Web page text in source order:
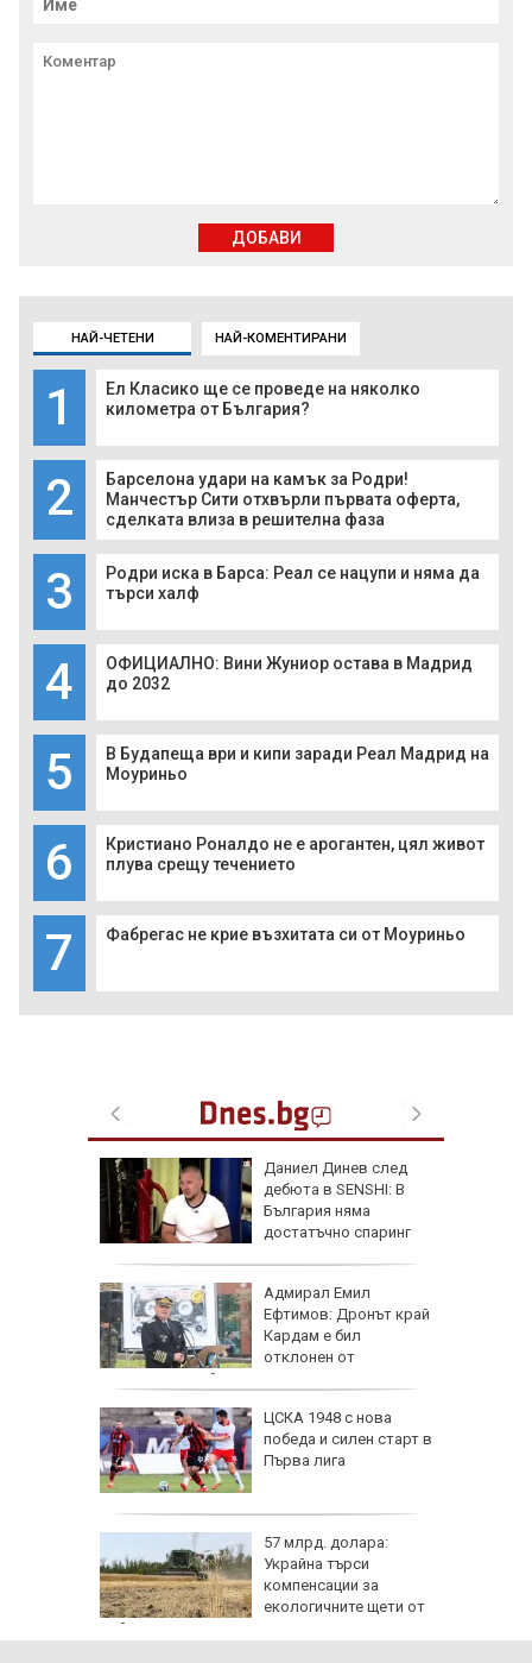
НАЙ-ЧЕТЕНИ НАЙ-КОМЕНТИРАНИ
1
Ел Класико ще се проведе на няколко
километра от България?
2
Барселона удари на камък за Родри!
Манчестър Сити отхвърли първата оферта,
сделката влиза в решителна фаза
3
Родри иска в Барса: Реал се нацупи и няма да
търси халф
4
ОФИЦИАЛНО: Вини Жуниор остава в Мадрид
до 2032
5
В Будапеща ври и кипи заради Реал Мадрид на
Моуриньо
6
Кристиано Роналдо не е арогантен, цял живот
плува срещу течението
7 Фабрегас не крие възхитата си от Моуриньо
Даниел Динев след
дебюта в SENSHI: В
България няма
достатъчно спаринг
Адмирал Емил
Ефтимов: Дронът край
Кардам е бил
отклонен от
електронна война
ЦСКА 1948 с нова
победа и силен старт в
Първа лига
57 млрд. долара:
Украйна търси
компенсации за
екологичните щети от
войната
ДОБАВИ